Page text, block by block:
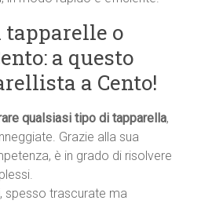
tapparelle o
a questo
a Cento!
qualsiasi tipo di tapparella,
Grazie alla sua
è in grado di risolvere
, spesso trascurate ma